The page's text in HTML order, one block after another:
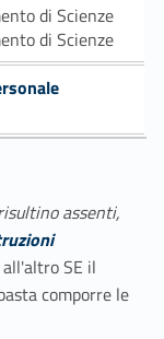
di Scienze
di Scienze
assenti,
SE il
comporre le